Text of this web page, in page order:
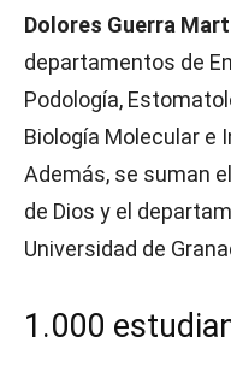
Dolores Guerra
departamentos de
Podología,
Biología Molecular e
Además, se suman
de Dios y el
Universidad de
1.000